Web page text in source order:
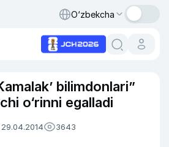
O‘zbekcha
bilimdonlari”
o‘rinni egalladi
3643